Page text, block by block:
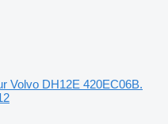
Volvo DH12E 420EC06B.